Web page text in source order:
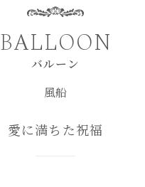
BALLOON
バルーン
風船
愛に満ちた祝福